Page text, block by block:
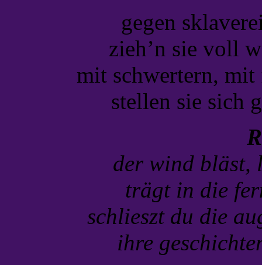
gegen
zieh’n sie voll
mit schwertern, mit
stellen sie sich
der wind bläst,
trägt in die
schlieszt du die
ihre